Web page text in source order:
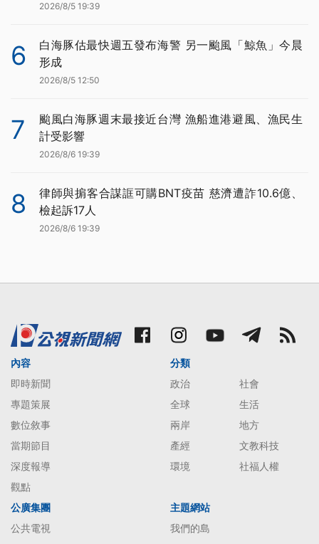
2026/8/5 19:39
6
白海豚估最快週五發布海警 另一颱風「鯨魚」今晨
形成
2026/8/5 12:50
7
颱風白海豚週末最接近台灣 漁船進港避風、漁民生
計受影響
2026/8/6 19:39
8
律師與掮客合謀誆可購BNT疫苗 慈濟遭詐10.6億、
檢起訴17人
2026/8/6 19:39
內容
即時新聞
專題策展
數位敘事
當期節目
深度報導
觀點
分類
政治
社會
全球
生活
兩岸
地方
產經
文教科技
環境
社福人權
公廣集團
公共電視
主題網站
我們的島